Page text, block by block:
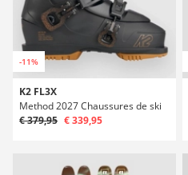
-11%
K2 FL3X
Method 2027 Chaussures de ski
€ 379,95 € 339,95